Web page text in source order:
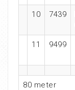
10 7439
11 9499
80 meter